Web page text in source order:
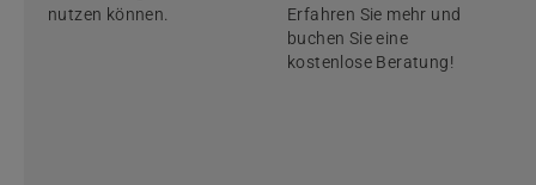
nutzen können.
Erfahren Sie mehr und
buchen Sie eine
kostenlose Beratung!